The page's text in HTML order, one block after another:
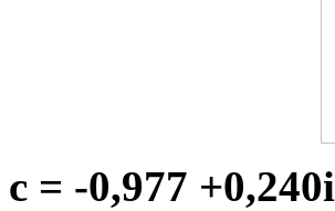
c = -0,977 +0,240i